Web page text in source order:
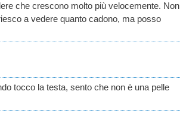
che crescono molto più velocemente. Non
a vedere quanto cadono, ma posso
tocco la testa, sento che non è una pelle